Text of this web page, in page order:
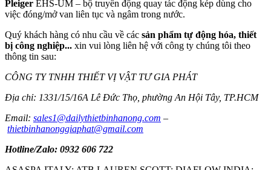
Pleiger EHS-UM – bộ truyền động quay tác động kép dùng cho
việc đóng/mở van liên tục và ngâm trong nước.
Quý khách hàng có nhu cầu về các sản phẩm tự động hóa, thiết
bị công nghiệp... xin vui lòng liên hệ với công ty chúng tôi theo
thông tin sau:
CÔNG TY TNHH THIẾT VỊ VẬT TƯ GIA PHÁT
Địa chỉ: 1331/15/16A Lê Đức Thọ, phường An Hội Tây, TP.HCM
Email: sales1@dailythietbinhanong.com –
thietbinhanonggiaphat@gmail.com
Hotline/Zalo: 0932 606 722